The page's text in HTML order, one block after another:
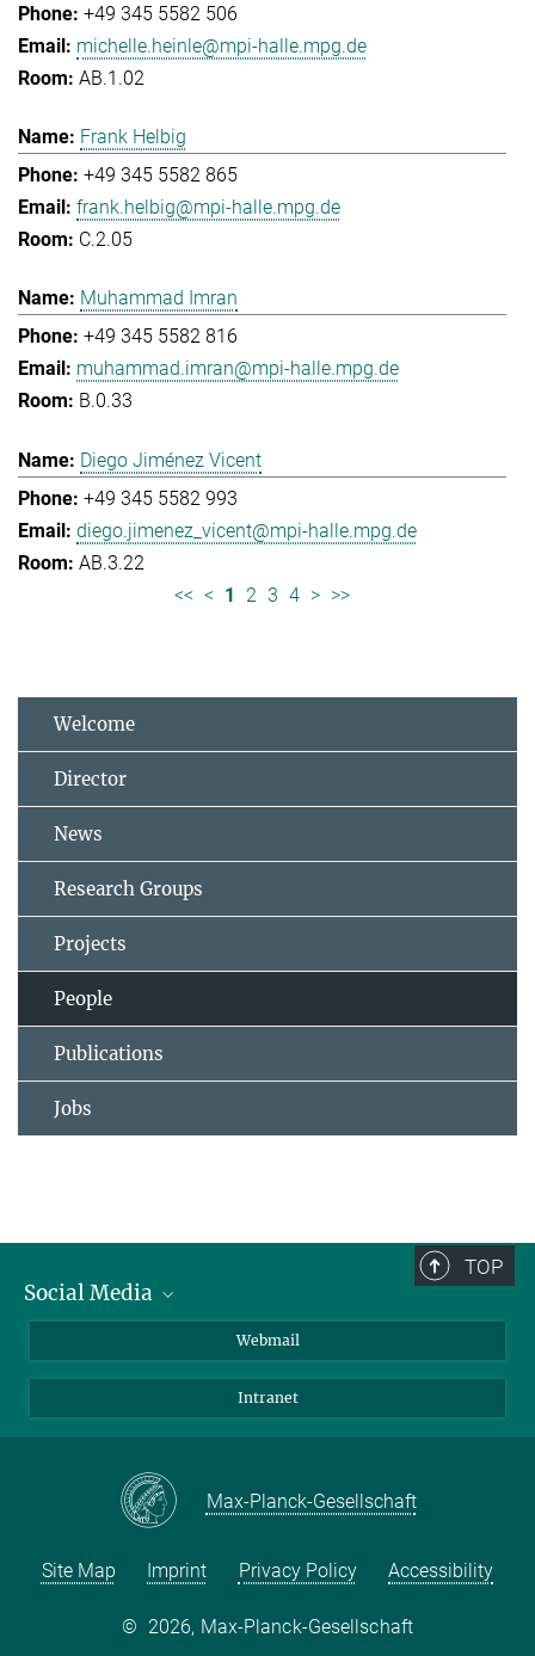
+49 345 5582 506
michelle.heinle@mpi-halle.mpg.de
AB.1.02
Frank Helbig
+49 345 5582 865
frank.helbig@mpi-halle.mpg.de
C.2.05
Muhammad Imran
+49 345 5582 816
muhammad.imran@mpi-halle.mpg.de
B.0.33
Diego Jiménez Vicent
+49 345 5582 993
diego.jimenez_vicent@mpi-halle.mpg.de
AB.3.22
<< < 1 2 3 4 > >>
Welcome
Director
News
Research Groups
Projects
People
Publications
Jobs
TOP
Social Media
YouTube
Webmail
Intranet
Max-Planck-Gesellschaft
Site Map Imprint Privacy Policy Accessibility
© 2026, Max-Planck-Gesellschaft